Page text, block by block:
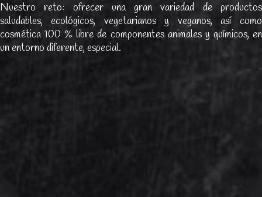
Nuestro reto: ofrecer una gran variedad de productos
saludables, ecológicos, vegetarianos y veganos, así como
cosmética 100 % libre de componentes animales y químicos, en
un entorno diferente, especial.